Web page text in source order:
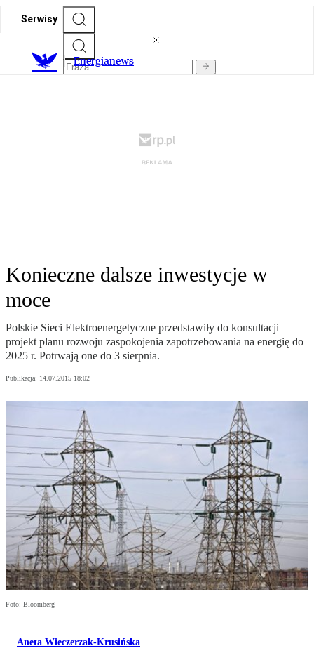
Serwisy
Energianews
Konieczne dalsze inwestycje w
moce
Polskie Sieci Elektroenergetyczne przedstawiły do konsultacji
projekt planu rozwoju zaspokojenia zapotrzebowania na energię do
2025 r. Potrwają one do 3 sierpnia.
Publikacja: 14.07.2015 18:02
Foto: Bloomberg
Aneta Wieczerzak-Krusińska